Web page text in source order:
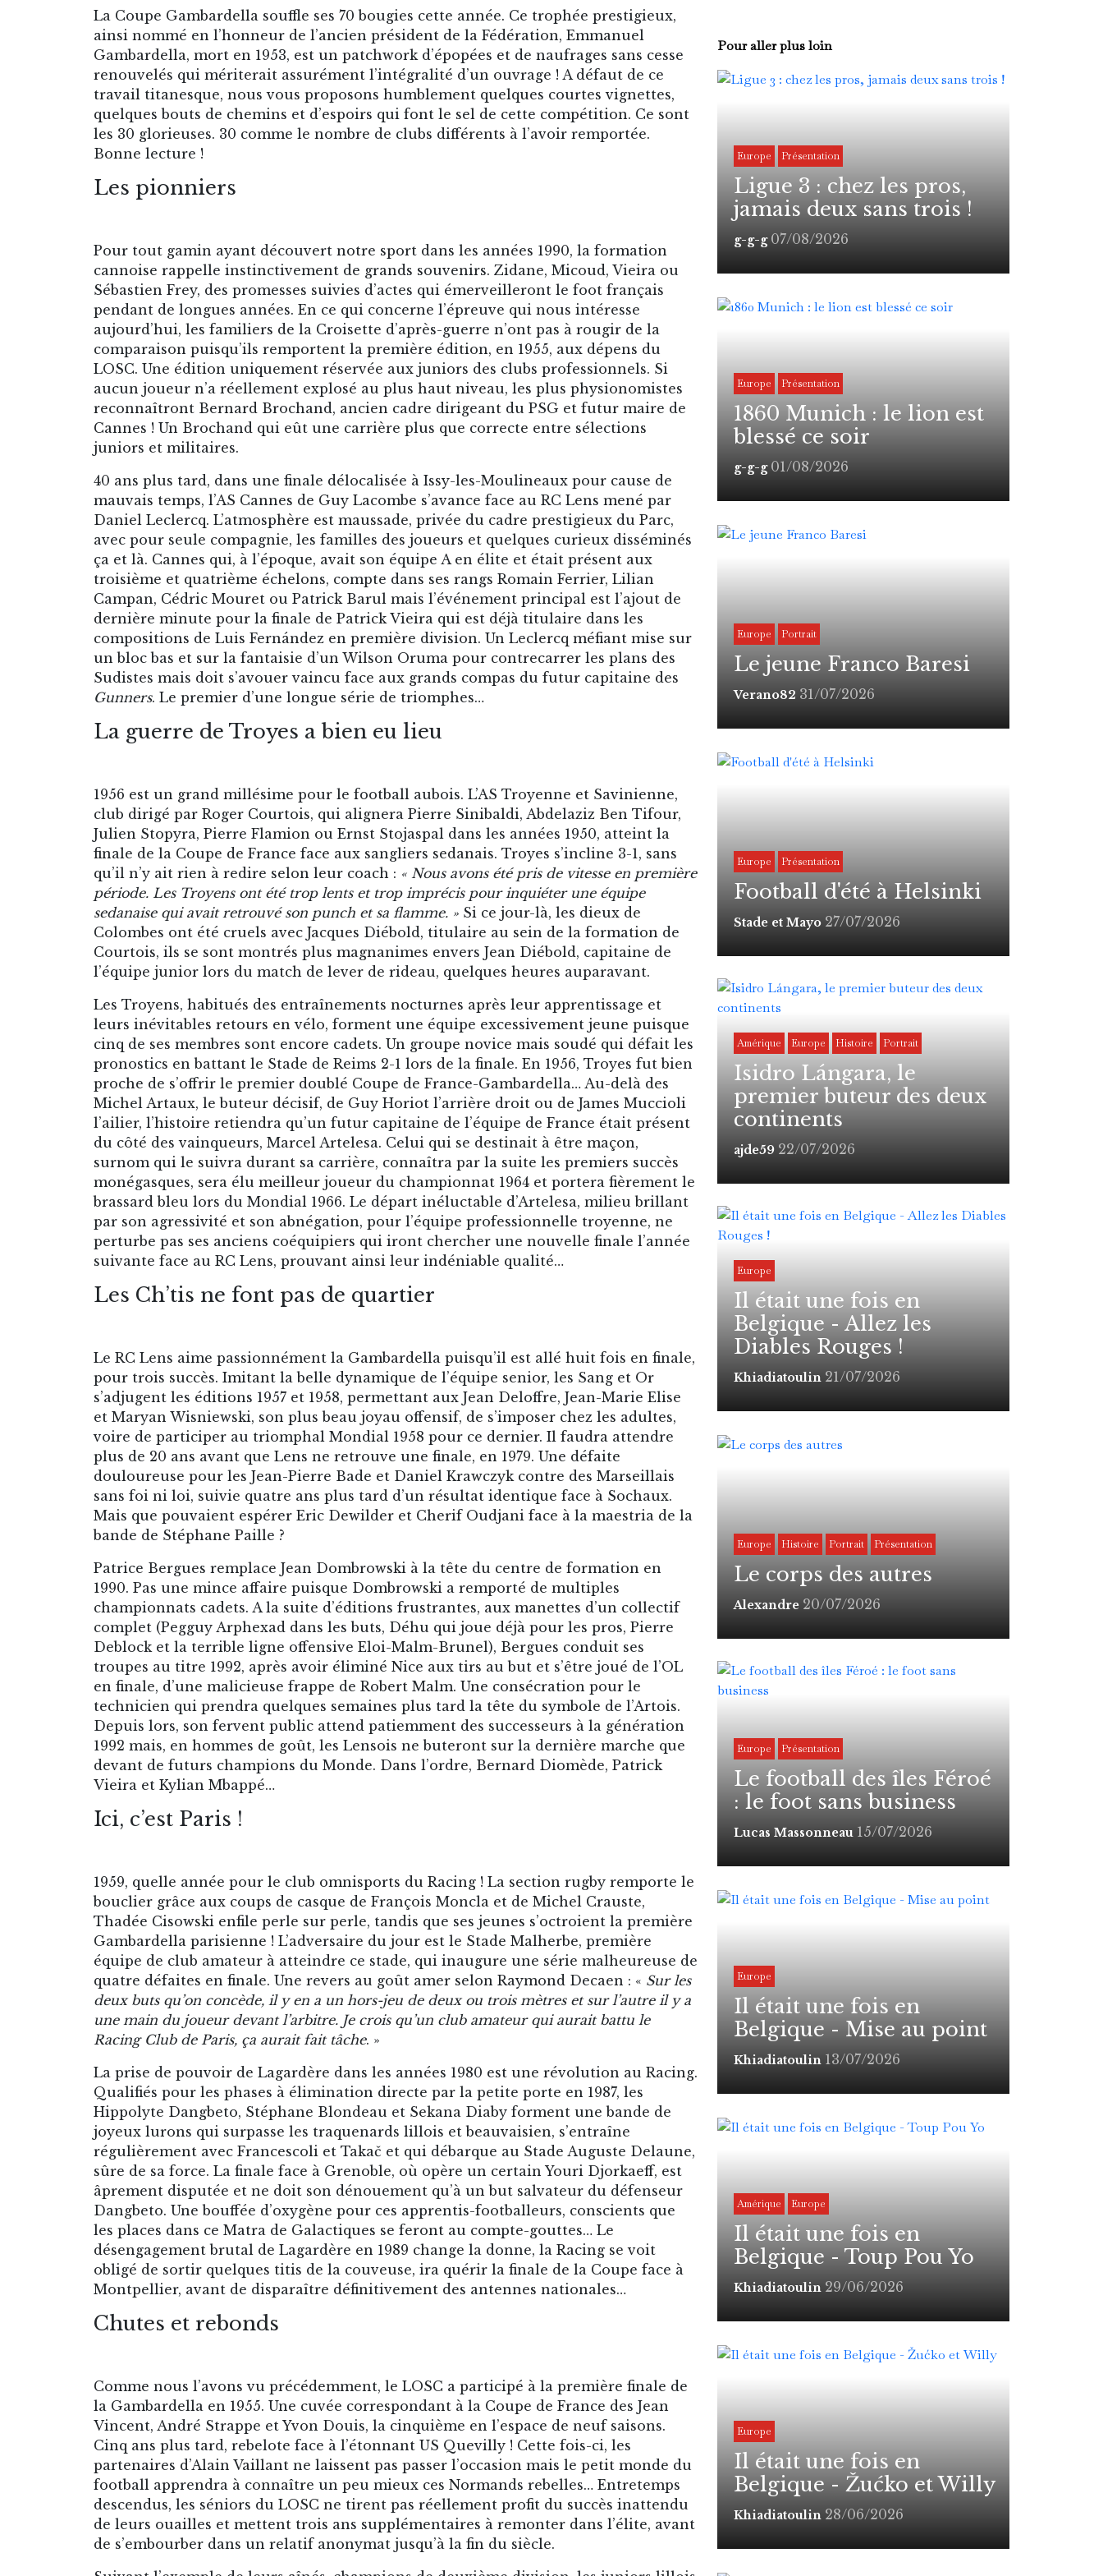
La Coupe Gambardella souffle ses 70 bougies cette année. Ce trophée prestigieux,
ainsi nommé en l’honneur de l’ancien président de la Fédération, Emmanuel
Gambardella, mort en 1953, est un patchwork d’épopées et de naufrages sans cesse
renouvelés qui mériterait assurément l’intégralité d’un ouvrage ! A défaut de ce
travail titanesque, nous vous proposons humblement quelques courtes vignettes,
quelques bouts de chemins et d’espoirs qui font le sel de cette compétition. Ce sont
les 30 glorieuses. 30 comme le nombre de clubs différents à l’avoir remportée.
Bonne lecture !
Les pionniers
Pour tout gamin ayant découvert notre sport dans les années 1990, la formation
cannoise rappelle instinctivement de grands souvenirs. Zidane, Micoud, Vieira ou
Sébastien Frey, des promesses suivies d’actes qui émerveilleront le foot français
pendant de longues années. En ce qui concerne l’épreuve qui nous intéresse
aujourd’hui, les familiers de la Croisette d’après-guerre n’ont pas à rougir de la
comparaison puisqu’ils remportent la première édition, en 1955, aux dépens du
LOSC. Une édition uniquement réservée aux juniors des clubs professionnels. Si
aucun joueur n’a réellement explosé au plus haut niveau, les plus physionomistes
reconnaîtront Bernard Brochand, ancien cadre dirigeant du PSG et futur maire de
Cannes ! Un Brochand qui eût une carrière plus que correcte entre sélections
juniors et militaires.
40 ans plus tard, dans une finale délocalisée à Issy-les-Moulineaux pour cause de
mauvais temps, l’AS Cannes de Guy Lacombe s’avance face au RC Lens mené par
Daniel Leclercq. L’atmosphère est maussade, privée du cadre prestigieux du Parc,
avec pour seule compagnie, les familles des joueurs et quelques curieux disséminés
ça et là. Cannes qui, à l’époque, avait son équipe A en élite et était présent aux
troisième et quatrième échelons, compte dans ses rangs Romain Ferrier, Lilian
Campan, Cédric Mouret ou Patrick Barul mais l’événement principal est l’ajout de
dernière minute pour la finale de Patrick Vieira qui est déjà titulaire dans les
compositions de Luis Fernández en première division. Un Leclercq méfiant mise sur
un bloc bas et sur la fantaisie d’un Wilson Oruma pour contrecarrer les plans des
Sudistes mais doit s’avouer vaincu face aux grands compas du futur capitaine des
Gunners. Le premier d’une longue série de triomphes…
La guerre de Troyes a bien eu lieu
1956 est un grand millésime pour le football aubois. L’AS Troyenne et Savinienne,
club dirigé par Roger Courtois, qui alignera Pierre Sinibaldi, Abdelaziz Ben Tifour,
Julien Stopyra, Pierre Flamion ou Ernst Stojaspal dans les années 1950, atteint la
finale de la Coupe de France face aux sangliers sedanais. Troyes s’incline 3-1, sans
qu’il n’y ait rien à redire selon leur coach : « Nous avons été pris de vitesse en première
période. Les Troyens ont été trop lents et trop imprécis pour inquiéter une équipe
sedanaise qui avait retrouvé son punch et sa flamme. » Si ce jour-là, les dieux de
Colombes ont été cruels avec Jacques Diébold, titulaire au sein de la formation de
Courtois, ils se sont montrés plus magnanimes envers Jean Diébold, capitaine de
l’équipe junior lors du match de lever de rideau, quelques heures auparavant.
Les Troyens, habitués des entraînements nocturnes après leur apprentissage et
leurs inévitables retours en vélo, forment une équipe excessivement jeune puisque
cinq de ses membres sont encore cadets. Un groupe novice mais soudé qui défait les
pronostics en battant le Stade de Reims 2-1 lors de la finale. En 1956, Troyes fut bien
proche de s’offrir le premier doublé Coupe de France-Gambardella… Au-delà des
Michel Artaux, le buteur décisif, de Guy Horiot l’arrière droit ou de James Muccioli
l’ailier, l’histoire retiendra qu’un futur capitaine de l’équipe de France était présent
du côté des vainqueurs, Marcel Artelesa. Celui qui se destinait à être maçon,
surnom qui le suivra durant sa carrière, connaîtra par la suite les premiers succès
monégasques, sera élu meilleur joueur du championnat 1964 et portera fièrement le
brassard bleu lors du Mondial 1966. Le départ inéluctable d’Artelesa, milieu brillant
par son agressivité et son abnégation, pour l’équipe professionnelle troyenne, ne
perturbe pas ses anciens coéquipiers qui iront chercher une nouvelle finale l’année
suivante face au RC Lens, prouvant ainsi leur indéniable qualité…
Les Ch’tis ne font pas de quartier
Le RC Lens aime passionnément la Gambardella puisqu’il est allé huit fois en finale,
pour trois succès. Imitant la belle dynamique de l’équipe senior, les Sang et Or
s’adjugent les éditions 1957 et 1958, permettant aux Jean Deloffre, Jean-Marie Elise
et Maryan Wisniewski, son plus beau joyau offensif, de s’imposer chez les adultes,
voire de participer au triomphal Mondial 1958 pour ce dernier. Il faudra attendre
plus de 20 ans avant que Lens ne retrouve une finale, en 1979. Une défaite
douloureuse pour les Jean-Pierre Bade et Daniel Krawczyk contre des Marseillais
sans foi ni loi, suivie quatre ans plus tard d’un résultat identique face à Sochaux.
Mais que pouvaient espérer Eric Dewilder et Cherif Oudjani face à la maestria de la
bande de Stéphane Paille ?
Patrice Bergues remplace Jean Dombrowski à la tête du centre de formation en
1990. Pas une mince affaire puisque Dombrowski a remporté de multiples
championnats cadets. A la suite d’éditions frustrantes, aux manettes d’un collectif
complet (Pegguy Arphexad dans les buts, Déhu qui joue déjà pour les pros, Pierre
Deblock et la terrible ligne offensive Eloi-Malm-Brunel), Bergues conduit ses
troupes au titre 1992, après avoir éliminé Nice aux tirs au but et s’être joué de l’OL
en finale, d’une malicieuse frappe de Robert Malm. Une consécration pour le
technicien qui prendra quelques semaines plus tard la tête du symbole de l’Artois.
Depuis lors, son fervent public attend patiemment des successeurs à la génération
1992 mais, en hommes de goût, les Lensois ne buteront sur la dernière marche que
devant de futurs champions du Monde. Dans l’ordre, Bernard Diomède, Patrick
Vieira et Kylian Mbappé…
Ici, c’est Paris !
1959, quelle année pour le club omnisports du Racing ! La section rugby remporte le
bouclier grâce aux coups de casque de François Moncla et de Michel Crauste,
Thadée Cisowski enfile perle sur perle, tandis que ses jeunes s’octroient la première
Gambardella parisienne ! L’adversaire du jour est le Stade Malherbe, première
équipe de club amateur à atteindre ce stade, qui inaugure une série malheureuse de
quatre défaites en finale. Une revers au goût amer selon Raymond Decaen : « Sur les
deux buts qu’on concède, il y en a un hors-jeu de deux ou trois mètres et sur l’autre il y a
une main du joueur devant l’arbitre. Je crois qu’un club amateur qui aurait battu le
Racing Club de Paris, ça aurait fait tâche. »
La prise de pouvoir de Lagardère dans les années 1980 est une révolution au Racing.
Qualifiés pour les phases à élimination directe par la petite porte en 1987, les
Hippolyte Dangbeto, Stéphane Blondeau et Sekana Diaby forment une bande de
joyeux lurons qui surpasse les traquenards lillois et beauvaisien, s’entraîne
régulièrement avec Francescoli et Takač et qui débarque au Stade Auguste Delaune,
sûre de sa force. La finale face à Grenoble, où opère un certain Youri Djorkaeff, est
âprement disputée et ne doit son dénouement qu’à un but salvateur du défenseur
Dangbeto. Une bouffée d’oxygène pour ces apprentis-footballeurs, conscients que
les places dans ce Matra de Galactiques se feront au compte-gouttes… Le
désengagement brutal de Lagardère en 1989 change la donne, la Racing se voit
obligé de sortir quelques titis de la couveuse, ira quérir la finale de la Coupe face à
Montpellier, avant de disparaître définitivement des antennes nationales…
Chutes et rebonds
Comme nous l’avons vu précédemment, le LOSC a participé à la première finale de
la Gambardella en 1955. Une cuvée correspondant à la Coupe de France des Jean
Vincent, André Strappe et Yvon Douis, la cinquième en l’espace de neuf saisons.
Cinq ans plus tard, rebelote face à l’étonnant US Quevilly ! Cette fois-ci, les
partenaires d’Alain Vaillant ne laissent pas passer l’occasion mais le petit monde du
football apprendra à connaître un peu mieux ces Normands rebelles… Entretemps
descendus, les séniors du LOSC ne tirent pas réellement profit du succès inattendu
de leurs ouailles et mettent trois ans supplémentaires à remonter dans l’élite, avant
de s’embourber dans un relatif anonymat jusqu’à la fin du siècle.
Pour aller plus loin
Europe Présentation
Ligue 3 : chez les pros,
jamais deux sans trois !
g-g-g 07/08/2026
Europe Présentation
1860 Munich : le lion est
blessé ce soir
g-g-g 01/08/2026
Europe Portrait
Le jeune Franco Baresi
Verano82 31/07/2026
Europe Présentation
Football d'été à Helsinki
Stade et Mayo 27/07/2026
Amérique Europe Histoire Portrait
Isidro Lángara, le
premier buteur des deux
continents
ajde59 22/07/2026
Europe
Il était une fois en
Belgique - Allez les
Diables Rouges !
Khiadiatoulin 21/07/2026
Europe Histoire Portrait Présentation
Le corps des autres
Alexandre 20/07/2026
Europe Présentation
Le football des îles Féroé
: le foot sans business
Lucas Massonneau 15/07/2026
Europe
Il était une fois en
Belgique - Mise au point
Khiadiatoulin 13/07/2026
Amérique Europe
Il était une fois en
Belgique - Toup Pou Yo
Khiadiatoulin 29/06/2026
Europe
Il était une fois en
Belgique - Žućko et Willy
Khiadiatoulin 28/06/2026